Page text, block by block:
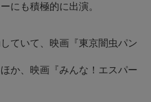
にも積極的に出演。
ていて、映画『東京闇虫パン
か、映画『みんな！エスパー